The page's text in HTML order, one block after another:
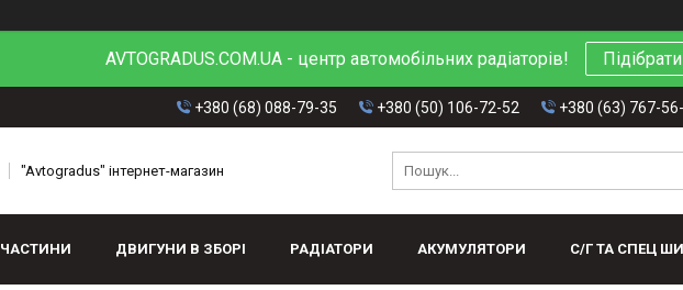
AVTOGRADUS.COM.UA - центр автомобільних радіаторів!
+380 (68) 088-79-35 +380 (50) 106-72-52 +380 (63) 767-
"Avtogradus" інтернет-магазин
ДВИГУНИ В ЗБОРІ РАДІАТОРИ АКУМУЛЯТОРИ С/Г ТА СПЕЦ